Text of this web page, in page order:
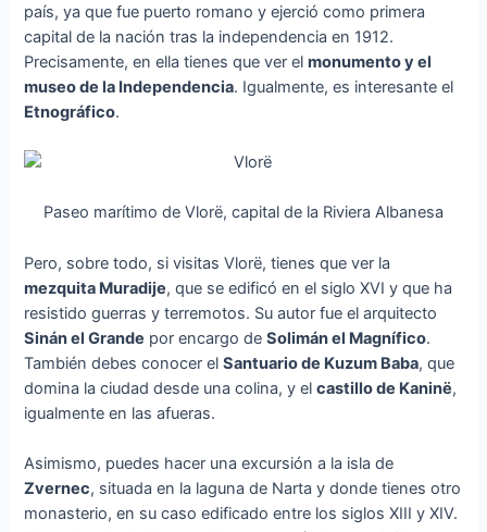
país, ya que fue puerto romano y ejerció como primera
capital de la nación tras la independencia en 1912.
Precisamente, en ella tienes que ver elmonumento y el
museo de la Independencia. Igualmente, es interesante el
Etnográfico.
Paseo marítimo de Vlorë, capital de la Riviera Albanesa
Pero, sobre todo, si visitas Vlorë, tienes que ver la
mezquita Muradije, que se edificó en el siglo XVI y que ha
resistido guerras y terremotos. Su autor fue el arquitecto
Sinán el Grande por encargo deSolimán el Magnífico.
También debes conocer elSantuario de Kuzum Baba, que
domina la ciudad desde una colina, y elcastillo de Kaninë,
igualmente en las afueras.
Asimismo, puedes hacer una excursión a la isla de
Zvernec, situada en la laguna de Narta y donde tienes otro
monasterio, en su caso edificado entre los siglos XIII y XIV.